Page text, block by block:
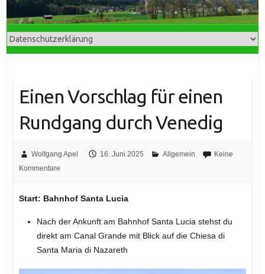
Einen Vorschlag für einen
Rundgang durch Venedig
Wolfgang Apel 16. Juni 2025 Allgemein
Keine
Kommentare
Start: Bahnhof Santa Lucia
Nach der Ankunft am Bahnhof Santa Lucia stehst du
direkt am Canal Grande mit Blick auf die Chiesa di
Santa Maria di Nazareth